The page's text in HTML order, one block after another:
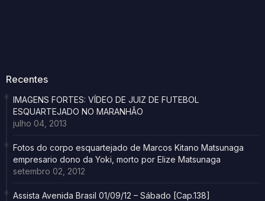
Recentes
IMAGENS FORTES: VÍDEO DE JUIZ DE FUTEBOL
ESQUARTEJADO NO MARANHÃO
julho 04, 2013
Fotos do corpo esquartejado de Marcos Kitano Matsunaga
empresario dono da Yoki, morto por Elize Matsunaga
setembro 02, 2012
Assista Avenida Brasil 01/09/12 – Sábado [Cap.138]